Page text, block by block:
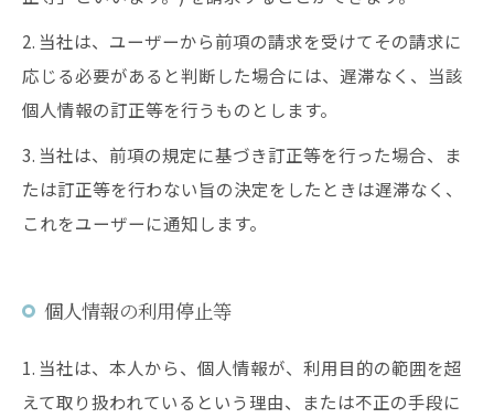
2. 当社は、ユーザーから前項の請求を受けてその請求に
応じる必要があると判断した場合には、遅滞なく、当該
個人情報の訂正等を行うものとします。
3. 当社は、前項の規定に基づき訂正等を行った場合、ま
たは訂正等を行わない旨の決定をしたときは遅滞なく、
これをユーザーに通知します。
個人情報の利用停止等
1. 当社は、本人から、個人情報が、利用目的の範囲を超
えて取り扱われているという理由、または不正の手段に